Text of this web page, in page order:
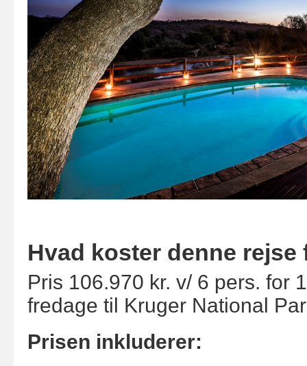
Hvad koster denne
Pris 106.970 kr. v/ 6 pers. for
fredage til Kruger National
Prisen inkluderer: